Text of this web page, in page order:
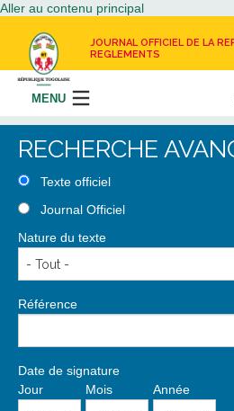
Aller au contenu principal
JOURNAL OFFICIEL DE LA
REGLEMENTS
MENU
LE JOURNAL OFFICIEL
RECEVOIR LE JOURNAL OFFICIEL
NOUS CONTACTER
RECHERCHE
Texte officiel
Journal Officiel
Nature du texte
Référence
Date de signature
Jour
Mois Année